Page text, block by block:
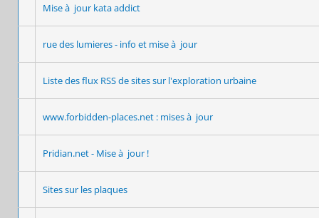
Mise à jour kata addict
rue des lumieres - info et mise à jour
Liste des flux RSS de sites sur l'exploration urbaine
www.forbidden-places.net : mises à jour
Pridian.net - Mise à jour !
Sites sur les plaques